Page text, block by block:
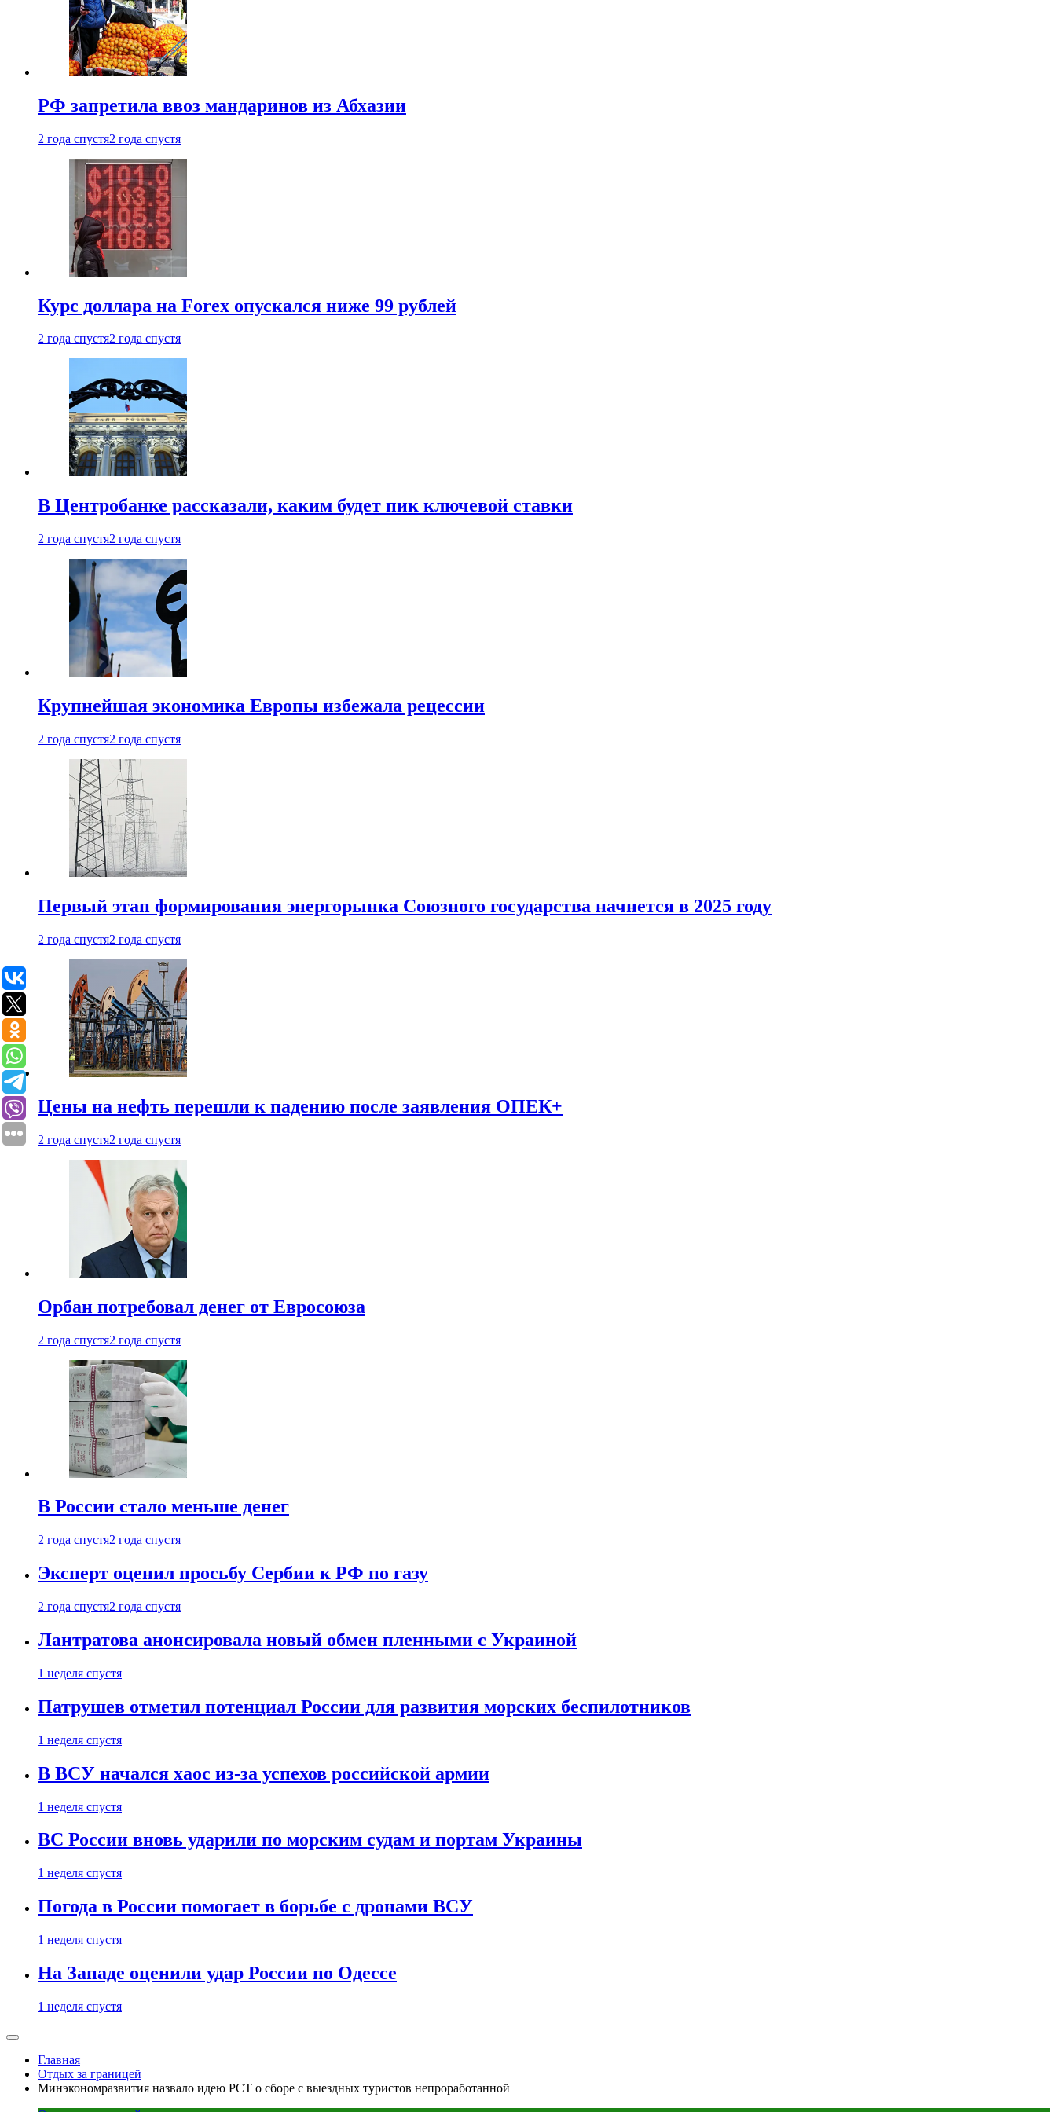
РФ запретила ввоз мандаринов из Абхазии
2 года спустя2 года спустя
Курс доллара на Forex опускался ниже 99 рублей
2 года спустя2 года спустя
В Центробанке рассказали, каким будет пик ключевой ставки
2 года спустя2 года спустя
Крупнейшая экономика Европы избежала рецессии
2 года спустя2 года спустя
Первый этап формирования энергорынка Союзного государства начнется в 2025 году
2 года спустя2 года спустя
Цены на нефть перешли к падению после заявления ОПЕК+
2 года спустя2 года спустя
Орбан потребовал денег от Евросоюза
2 года спустя2 года спустя
В России стало меньше денег
2 года спустя2 года спустя
Эксперт оценил просьбу Сербии к РФ по газу
2 года спустя2 года спустя
Лантратова анонсировала новый обмен пленными с Украиной
1 неделя спустя
Патрушев отметил потенциал России для развития морских беспилотников
1 неделя спустя
В ВСУ начался хаос из-за успехов российской армии
1 неделя спустя
ВС России вновь ударили по морским судам и портам Украины
1 неделя спустя
Погода в России помогает в борьбе с дронами ВСУ
1 неделя спустя
На Западе оценили удар России по Одессе
1 неделя спустя
Главная
Отдых за границей
Минэкономразвития назвало идею РСТ о сборе с выездных туристов непроработанной